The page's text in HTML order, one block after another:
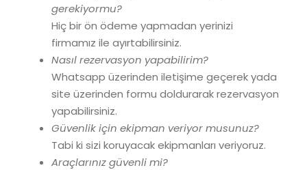
gerekiyormu?
Hiç bir ön ödeme yapmadan yerinizi
firmamız ile ayırtabilirsiniz.
Nasıl rezervasyon yapabilirim?
Whatsapp üzerinden iletişime geçerek yada
site üzerinden formu doldurarak rezervasyon
yapabilirsiniz.
Güvenlik için ekipman veriyor musunuz?
Tabi ki sizi koruyacak ekipmanları veriyoruz.
Araçlarınız güvenli mi?